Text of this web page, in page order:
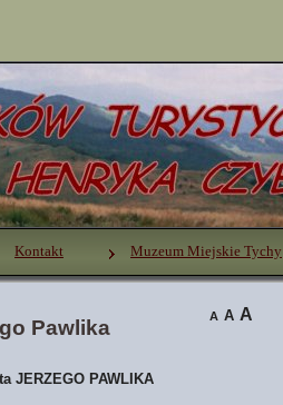
Kontakt Muzeum Miejskie Tychy
A A A
Pawlika
JERZEGO PAWLIKA